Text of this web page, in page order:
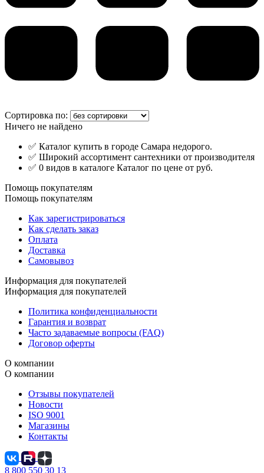
Сортировка по:
Ничего не найдено
✅ Каталог купить в городе Самара недорого.
✅ Широкий ассортимент сантехники от производителя
✅ 0 видов в каталоге Каталог по цене от руб.
Помощь покупателям
Помощь покупателям
Как зарегистрироваться
Как сделать заказ
Оплата
Доставка
Самовывоз
Информация для покупателей
Информация для покупателей
Политика конфиденциальности
Гарантия и возврат
Часто задаваемые вопросы (FAQ)
Договор оферты
О компании
О компании
Отзывы покупателей
Новости
ISO 9001
Магазины
Контакты
8 800 550 30 13